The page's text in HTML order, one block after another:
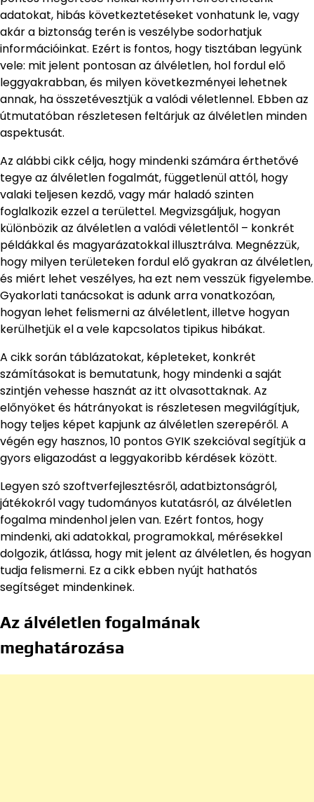
adatokat, hibás következtetéseket vonhatunk le, vagy
akár a biztonság terén is veszélybe sodorhatjuk
információinkat. Ezért is fontos, hogy tisztában legyünk
vele: mit jelent pontosan az álvéletlen, hol fordul elő
leggyakrabban, és milyen következményei lehetnek
annak, ha összetévesztjük a valódi véletlennel. Ebben az
útmutatóban részletesen feltárjuk az álvéletlen minden
aspektusát.
Az alábbi cikk célja, hogy mindenki számára érthetővé
tegye az álvéletlen fogalmát, függetlenül attól, hogy
valaki teljesen kezdő, vagy már haladó szinten
foglalkozik ezzel a területtel. Megvizsgáljuk, hogyan
különbözik az álvéletlen a valódi véletlentől – konkrét
példákkal és magyarázatokkal illusztrálva. Megnézzük,
hogy milyen területeken fordul elő gyakran az álvéletlen,
és miért lehet veszélyes, ha ezt nem vesszük figyelembe.
Gyakorlati tanácsokat is adunk arra vonatkozóan,
hogyan lehet felismerni az álvéletlent, illetve hogyan
kerülhetjük el a vele kapcsolatos tipikus hibákat.
A cikk során táblázatokat, képleteket, konkrét
számításokat is bemutatunk, hogy mindenki a saját
szintjén vehesse hasznát az itt olvasottaknak. Az
előnyöket és hátrányokat is részletesen megvilágítjuk,
hogy teljes képet kapjunk az álvéletlen szerepéről. A
végén egy hasznos, 10 pontos GYIK szekcióval segítjük a
gyors eligazodást a leggyakoribb kérdések között.
Legyen szó szoftverfejlesztésről, adatbiztonságról,
játékokról vagy tudományos kutatásról, az álvéletlen
fogalma mindenhol jelen van. Ezért fontos, hogy
mindenki, aki adatokkal, programokkal, mérésekkel
dolgozik, átlássa, hogy mit jelent az álvéletlen, és hogyan
tudja felismerni. Ez a cikk ebben nyújt hathatós
segítséget mindenkinek.
Az álvéletlen fogalmának
meghatározása